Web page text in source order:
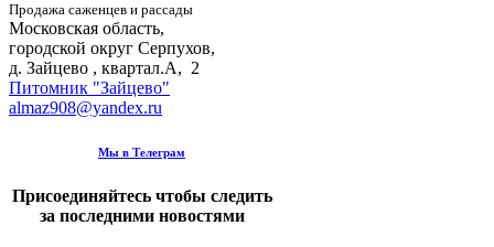
Продажа саженцев и рассады
Московская область,
городской округ Серпухов,
д. Зайцево , квартал.А, 2
Питомник "Зайцево"
almaz908@yandex.ru
Мы в Телеграм
Присоединяйтесь чтобы следить
за последними новостями